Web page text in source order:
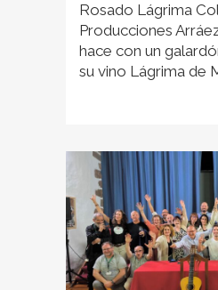
Rosado Lágrima
Producciones
hace con un
su vino Lágrima de